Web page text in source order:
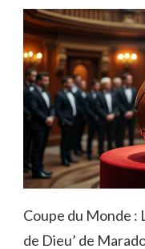
Coupe du Monde :
de Dieu’ de